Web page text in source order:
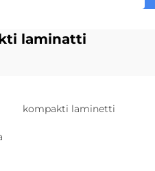
laminatti
kompakti laminetti